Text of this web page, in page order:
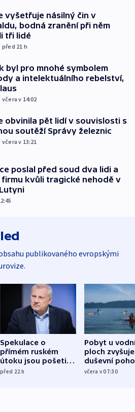
vyšetřuje násilný čin v
bodná zranění při něm
tři lidé
před 21 h
byl pro mnohé symbolem
a intelektuálního rebelství,
včera v 14:02
obvinila pět lidí v souvislosti s
soutěží Správy železnic
včera v 13:21
poslal před soud dva lidi a
firmu kvůli tragické nehodě v
publikovaného evropskými
Spekulace o
přímém ruském
útoku jsou pošetilé,
míní estonský
před 22h
Pobyt u
ploch zvyšuje
duševní
ukázala
včera v 07:30